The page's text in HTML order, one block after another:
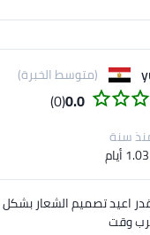
(متوسط الخبرة)
0.0
(0)
سنة
قدر اعيد تصميم الشعار